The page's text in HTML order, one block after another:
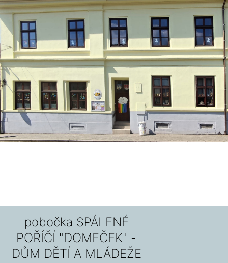
pobočka SPÁLENÉ
POŘÍČÍ "DOMEČEK" -
DŮM DĚTÍ A MLÁDEŽE